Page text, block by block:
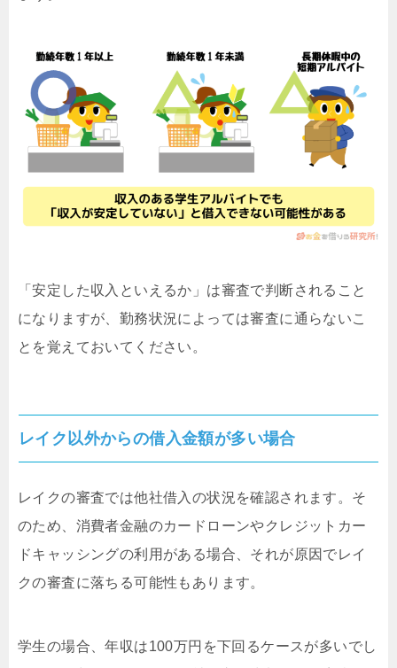
「安定した収入といえるか」は審査で判断されること
になりますが、勤務状況によっては審査に通らないこ
とを覚えておいてください。
レイク以外からの借入金額が多い場合
レイクの審査では他社借入の状況を確認されます。そ
のため、消費者金融のカードローンやクレジットカー
ドキャッシングの利用がある場合、それが原因でレイ
クの審査に落ちる可能性もあります。
学生の場合、年収は100万円を下回るケースが多いでし